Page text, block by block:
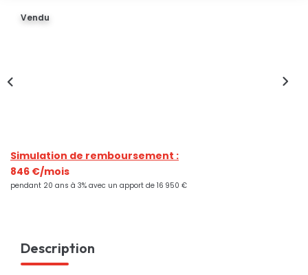
Vendu
Simulation de remboursement :
846 €/mois
pendant 20 ans à 3% avec un apport de 16 950 €
Description